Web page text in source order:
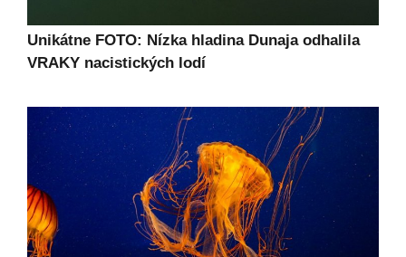
Unikátne FOTO: Nízka hladina Dunaja odhalila
VRAKY nacistických lodí